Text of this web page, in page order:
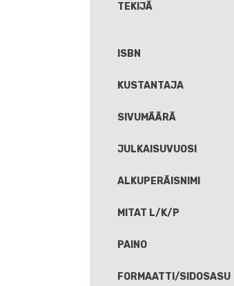
TEKIJÄ
ISBN
KUSTANTAJA
SIVUMÄÄRÄ
JULKAISUVUOSI
ALKUPERÄISNIMI
MITAT L/K/P
PAINO
FORMAATTI/SIDOSASU